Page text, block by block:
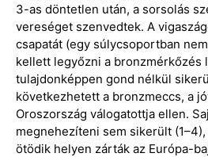
3-as döntetlen után, a sorsolás
vereséget szenvedtek. A
csapatát (egy súlycsoportban
kellett legyőzni a bronzmérkőzés
tulajdonképpen gond nélkül
következhetett a bronzmeccs, a
Oroszország válogatottja ellen.
megnehezíteni sem sikerült
ötödik helyen zárták az Európa-